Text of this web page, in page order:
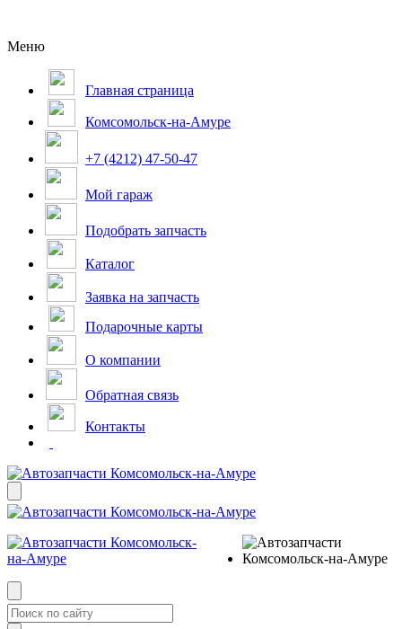
Меню
Главная страница
Комсомольск-на-Амуре
+7 (4212) 47-50-47
Мой гараж
Подобрать запчасть
Каталог
Заявка на запчасть
Подарочные карты
О компании
Обратная связь
Контакты